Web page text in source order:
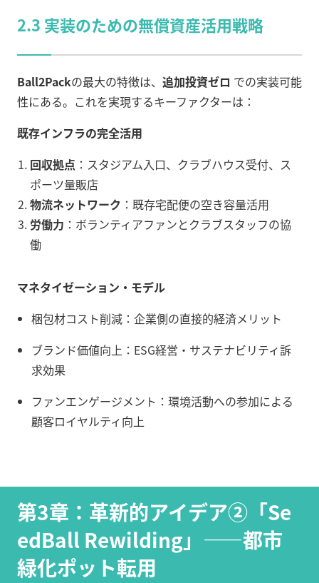
2.3 実装のための無償資産活用戦略
Ball2Packの最大の特徴は、 追加投資ゼロ での実装可能
性にある。これを実現するキーファクターは：
既存インフラの完全活用
回収拠点 ：スタジアム入口、クラブハウス受付、ス
ポーツ量販店
物流ネットワーク ：既存宅配便の空き容量活用
労働力 ：ボランティアファンとクラブスタッフの協
働
マネタイゼーション・モデル
梱包材コスト削減：企業側の直接的経済メリット
ブランド価値向上：ESG経営・サステナビリティ訴
求効果
ファンエンゲージメント：環境活動への参加による
顧客ロイヤルティ向上
第3章：革新的アイデア②「Se
edBall Rewilding」——都市
緑化ポット転用